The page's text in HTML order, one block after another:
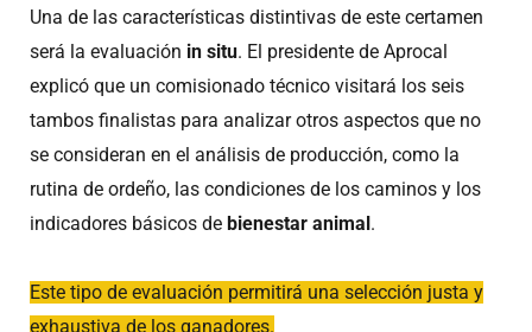
Una de las características distintivas de este certamen
será la evaluación in situ. El presidente de Aprocal
explicó que un comisionado técnico visitará los seis
tambos finalistas para analizar otros aspectos que no
se consideran en el análisis de producción, como la
rutina de ordeño, las condiciones de los caminos y los
indicadores básicos de bienestar animal.
Este tipo de evaluación permitirá una selección justa y
exhaustiva de los ganadores.